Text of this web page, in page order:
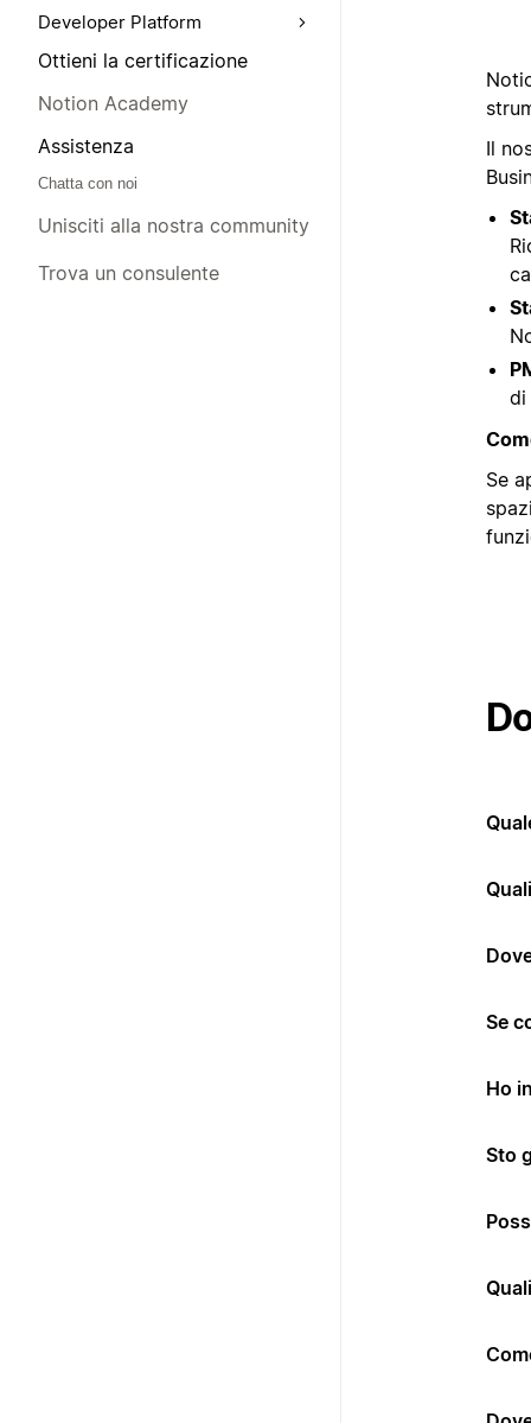
Developer Platform
Ottieni la certificazione
Notion Academy
Assistenza
Chatta con noi
Unisciti alla nostra community
Trova un consulente
Il
di
Se
Se
Ho
Sto